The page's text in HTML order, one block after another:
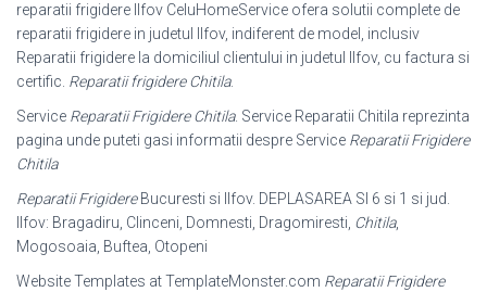
reparatii frigidere Ilfov CeluHomeService ofera solutii complete de
reparatii frigidere in judetul Ilfov, indiferent de model, inclusiv
Reparatii frigidere la domiciliul clientului in judetul Ilfov, cu factura si
certific. Reparatii frigidere Chitila.
Service Reparatii Frigidere Chitila. Service Reparatii Chitila reprezinta
pagina unde puteti gasi informatii despre Service Reparatii Frigidere
Chitila
Reparatii FrigidereBucuresti si Ilfov. DEPLASAREA SI 6 si 1 si jud.
Ilfov: Bragadiru, Clinceni, Domnesti, Dragomiresti, Chitila,
Mogosoaia, Buftea, Otopeni
Website Templates at TemplateMonster.com Reparatii Frigidere